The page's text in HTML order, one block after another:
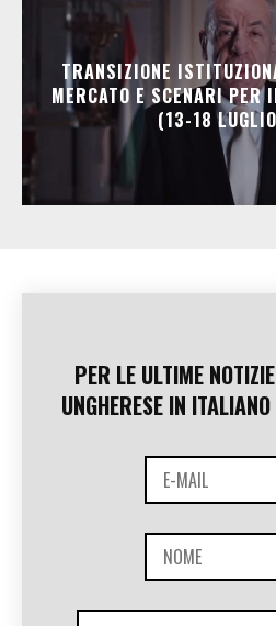
TRANSIZIONE
MERCATO E SCENARI PER
(13-18
PER LE ULTIME
UNGHERESE IN